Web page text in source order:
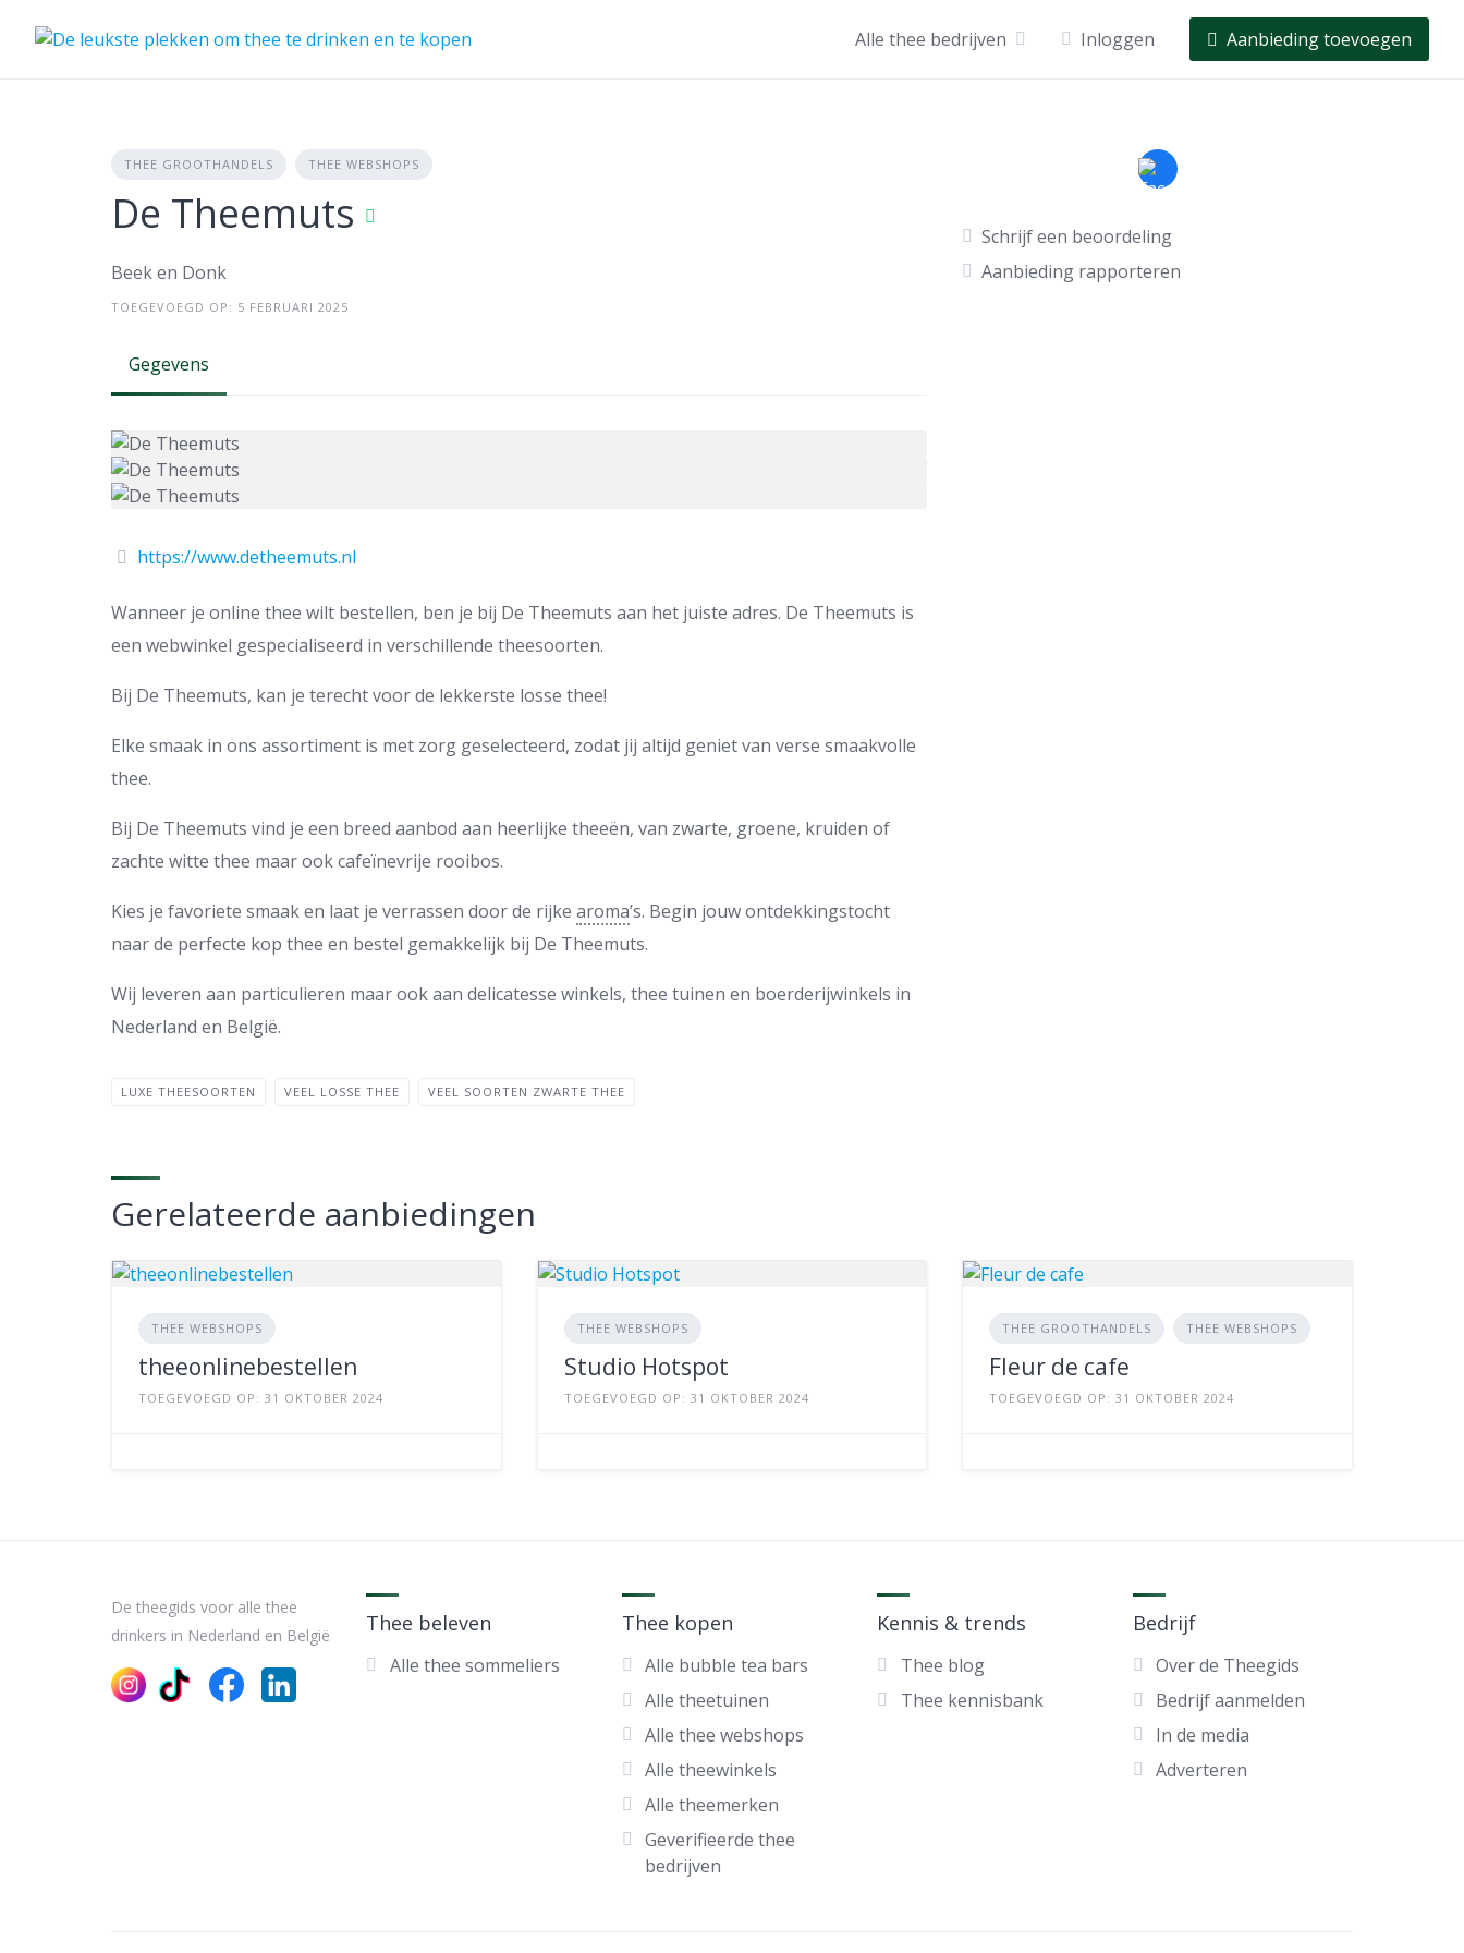
Alle thee bedrijven Inloggen Aanbieding toevoegen
THEE GROOTHANDELS THEE WEBSHOPS
De Theemuts
Beek en Donk
TOEGEVOEGD OP: 5 FEBRUARI 2025
Gegevens
https://www.detheemuts.nl
Wanneer je online thee wilt bestellen, ben je bij De Theemuts aan het juiste adres. De Theemuts is
een webwinkel gespecialiseerd in verschillende theesoorten.
Bij De Theemuts, kan je terecht voor de lekkerste losse thee!
Elke smaak in ons assortiment is met zorg geselecteerd, zodat jij altijd geniet van verse smaakvolle
thee.
Bij De Theemuts vind je een breed aanbod aan heerlijke theeën, van zwarte, groene, kruiden of
zachte witte thee maar ook cafeïnevrije rooibos.
Kies je favoriete smaak en laat je verrassen door de rijke aroma’s. Begin jouw ontdekkingstocht
naar de perfecte kop thee en bestel gemakkelijk bij De Theemuts.
Wij leveren aan particulieren maar ook aan delicatesse winkels, thee tuinen en boerderijwinkels in
Nederland en België.
LUXE THEESOORTEN VEEL LOSSE THEE VEEL SOORTEN ZWARTE THEE
Schrijf een beoordeling
Aanbieding rapporteren
Gerelateerde aanbiedingen
THEE WEBSHOPS
theeonlinebestellen
TOEGEVOEGD OP: 31 OKTOBER 2024
THEE WEBSHOPS
Studio Hotspot
TOEGEVOEGD OP: 31 OKTOBER 2024
THEE GROOTHANDELS THEE WEBSHOPS
Fleur de cafe
TOEGEVOEGD OP: 31 OKTOBER 2024
De theegids voor alle thee
drinkers in Nederland en België
Thee beleven
Alle thee sommeliers
Thee kopen
Alle bubble tea bars
Alle theetuinen
Alle thee webshops
Alle theewinkels
Alle theemerken
Geverifieerde thee
bedrijven
Kennis & trends
Thee blog
Thee kennisbank
Bedrijf
Over de Theegids
Bedrijf aanmelden
In de media
Adverteren